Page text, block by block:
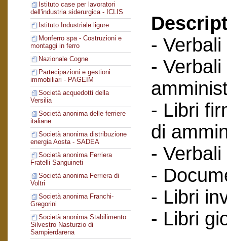
Istituto case per lavoratori
dell'industria siderurgica - ICLIS
Istituto Industriale ligure
Monferro spa - Costruzioni e
montaggi in ferro
Nazionale Cogne
Partecipazioni e gestioni
immobiliari - PAGEIM
Società acquedotti della
Versilia
Società anonima delle ferriere
italiane
Società anonima distribuzione
energia Aosta - SADEA
Società anonima Ferriera
Fratelli Sanguineti
Società anonima Ferriera di
Voltri
Società anonima Franchi-
Gregorini
Società anonima Stabilimento
Silvestro Nasturzio di
Sampierdarena
-
-
- Libri
di
-
-
- Libri
- Libri